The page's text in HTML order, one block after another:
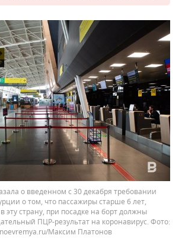
о введенном с 30 декабря требовании
о том, что пассажиры старше 6 лет,
эту страну, при посадке на борт должны
ПЦР-результат на коронавирус.
Максим Платонов